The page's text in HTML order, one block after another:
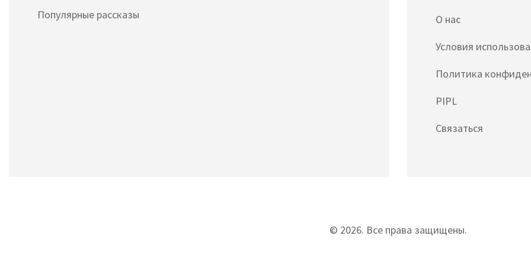
Популярные рассказы
О нас
Условия
Политика
PIPL
Связаться
© 2026. Все права защищены.